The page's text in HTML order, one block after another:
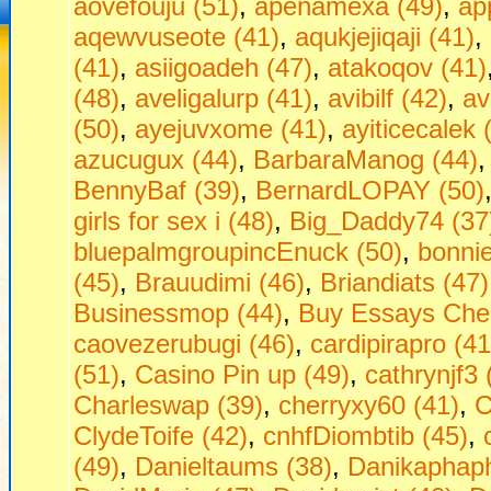
aovefouju (51), apenamexa (49),
aqewvuseote (41), aqukjejiqaji (41),
(41), asiigoadeh (47), atakoqov (41)
(48), aveligalurp (41), avibilf (42),
(50), ayejuvxome (41), ayiticecalek
azucugux (44), BarbaraManog (44)
BennyBaf (39), BernardLOPAY (50)
girls fоr seх i (48), Big_Daddy74
bluepalmgroupincEnuck (50),
(45), Brauudimi (46), Briandiats (47)
Businessmop (44), Buy Essays
caovezerubugi (46), cardipirapro
(51), Casino Pin up (49), cathrynjf3
Charleswap (39), cherryxy60 (41),
ClydeToife (42), cnhfDiombtib (45),
(49), Danieltaums (38),